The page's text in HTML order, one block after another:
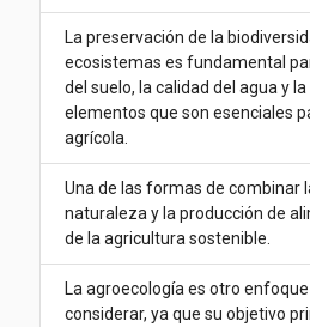
La preservación de la
ecosistemas es fundamental
del suelo, la calidad del agua y
elementos que son esenciales
agrícola.
Una de las formas de combinar
naturaleza y la producción de
de la agricultura sostenible.
La agroecología es otro
considerar, ya que su objetivo